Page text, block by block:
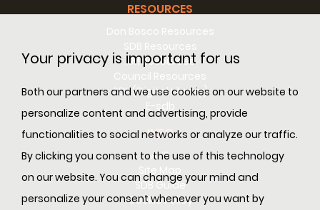
Your privacy is important for us
Both our partners and we use cookies on our website to
personalize content and advertising, provide
functionalities to social networks or analyze our traffic.
By clicking you consent to the use of this technology
on our website. You can change your mind and
personalize your consent whenever you want by
RESOURCES
RM Resources
SDL (Digital Library)
E-sdb
INFO
ANS
Site Map
SDB Guide
Cookie Policy